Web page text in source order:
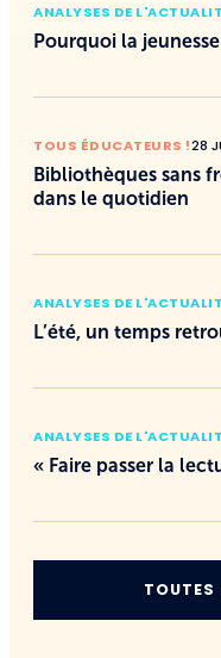
ANALYSES DE
Pourquoi la
TOUS ÉDUCATEURS !28
Bibliothèques sans
dans le quotidien
ANALYSES DE
L’été, un temps
ANALYSES DE
« Faire passer la
TOUTES